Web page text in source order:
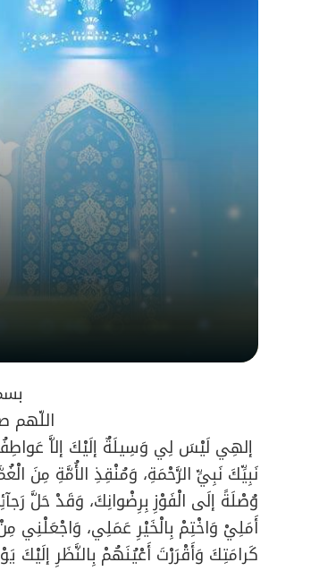
اللّهم
إلهِي لَيْسَ لِي وَسِيلَةٌ إلَيْكَ إلاَّ
نَبِيِّكَ نَبِيِّ الرَّحْمَةِ، وَمُنْقِذِ الأُمَّةِ مِنَ
وُصْلَةً إلَى الْفَوْزِ بِرِضْوانِكَ، وَقَدْ حَلَّ
أَمَلِيْ وَاخْتِمْ بِالْخَيْرِ عَمَلِي، وَاجْعَلْنِي
كَرامَتِكَ وَأَقْرَرْتَ أَعْيُنَهُمْ بِالنَّظَرِ